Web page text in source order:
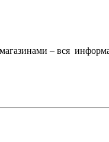
– вся